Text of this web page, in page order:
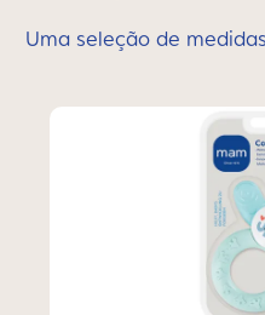
Uma seleção de